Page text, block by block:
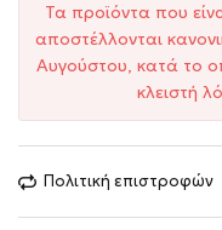
Τα προϊόντα που
αποστέλλονται
Αυγούστου, κατά το
κλειστή
Πολιτική επιστροφών